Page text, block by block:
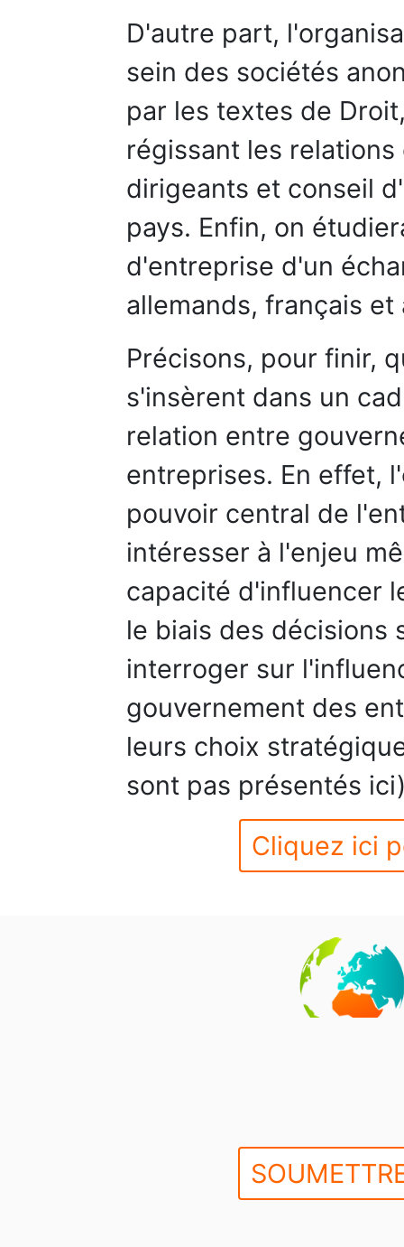
D'autre part,
sein des sociétés
par les textes de
régissant les
dirigeants et conseil
pays. Enfin, on
d'entreprise d'un
allemands, français et
Précisons, pour finir,
s'insèrent dans un
relation entre
entreprises. En effet,
pouvoir central de
intéresser à l'enjeu
capacité d'influencer
le biais des décisions
interroger sur
gouvernement des
leurs choix
sont pas présentés
Cliquez ici